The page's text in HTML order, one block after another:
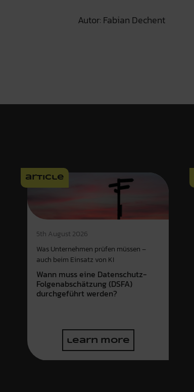
Autor: Fabian Dechent
article
5th August 2026
Was Unternehmen prüfen müssen –
auch beim Einsatz von KI
Wann muss eine Datenschutz-
Folgenabschätzung (DSFA)
durchgeführt werden?
learn more